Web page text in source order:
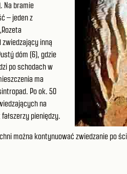
Na bramie
– jeden z
inną
dóm (6), gdzie
po schodach w
ma
Po ok. 50
na
pieniędzy.
można kontynuować zwiedzanie po